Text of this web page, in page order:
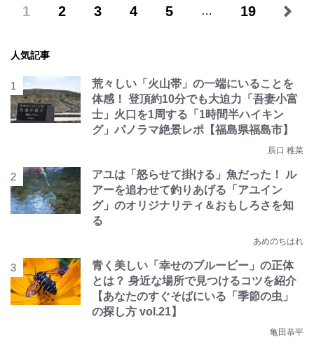
1 2 3 4 5 … 19
人気記事
荒々しい「火山帯」の一端にいることを
体感！ 登頂約10分でも大迫力「吾妻小富
士」火口を1周する「1時間半ハイキン
グ」パノラマ絶景レポ【福島県福島市】
辰口 稚菜
アユは「怒らせて掛ける」魚だった！ ル
アーを追わせて釣りあげる「アユイン
グ」のオリジナリティ＆おもしろさを知
る
あめのちはれ
青く美しい「幸せのブルービー」の正体
とは？ 身近な場所で見つけるコツを紹介
【あなたのすぐそばにいる「季節の虫」
の探し方 vol.21】
亀田恭平